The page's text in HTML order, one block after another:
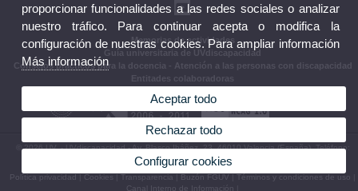
Memorias de actividades
Guía universitaria de UVdiscapacidad
Consejos prácticos para la docencia - Atención a las personas con discapacidad
Entitades colaboradoras
© 2026 UV. - UVdiscapacidad - Av. Blasco Ibáñez, 23. 46010 Valencia (España). Teléfono:
(+34) 963 983 426
Política privacidad Cookies Transparencia Buzón FGUV Términos y condiciones de uso
Canal Interno de Información
proporcionar funcionalidades a las redes sociales o analizar
nuestro tráfico. Para continuar acepta o modifica la
configuración de nuestras cookies. Para ampliar información
Más información
Aceptar todo
Rechazar todo
Configurar cookies